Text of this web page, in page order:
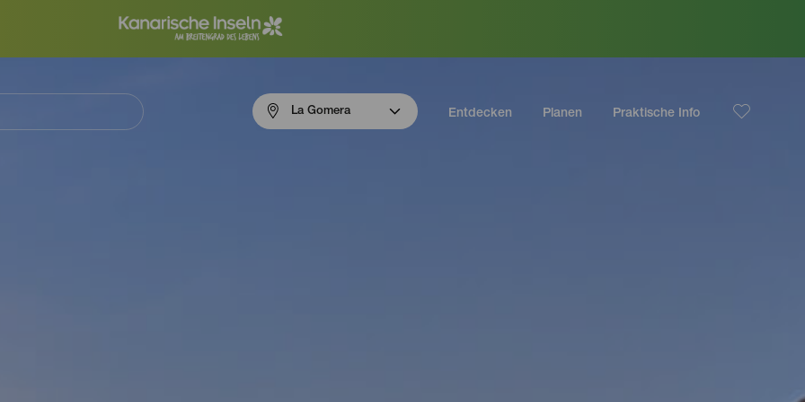
La Gomera Entdecken Planen Praktische Info